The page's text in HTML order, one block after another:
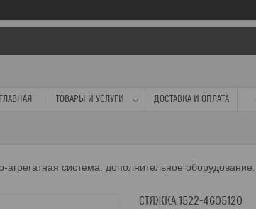
ГЛАВНАЯ ТОВАРЫ И УСЛУГИ ДОСТАВКА И ОПЛАТА
агрегатная система. дополнительное оборудование.
СТЯЖКА 1522-4605120